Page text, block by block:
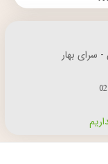
- سرای بهار